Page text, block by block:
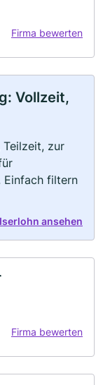
Firma bewerten
Vollzeit,
zur
Einfach filtern
ansehen
Firma bewerten